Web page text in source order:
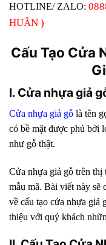
HOTLINE/ ZALO:
HUÂN )
Cấu Tạo Cửa
I. Cửa nhựa giả
Cửa nhựa giả gỗ là tên
có bề mặt được phủ bởi
như gỗ thật.
Cửa nhựa giả gỗ trên
mẫu mã. Bài viết này sẽ
về cấu tạo cửa nhựa giả
thiệu với quý khách